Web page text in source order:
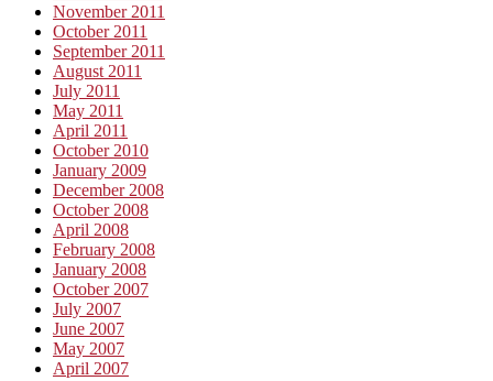
November 2011
October 2011
September 2011
August 2011
July 2011
May 2011
April 2011
October 2010
January 2009
December 2008
October 2008
April 2008
February 2008
January 2008
October 2007
July 2007
June 2007
May 2007
April 2007